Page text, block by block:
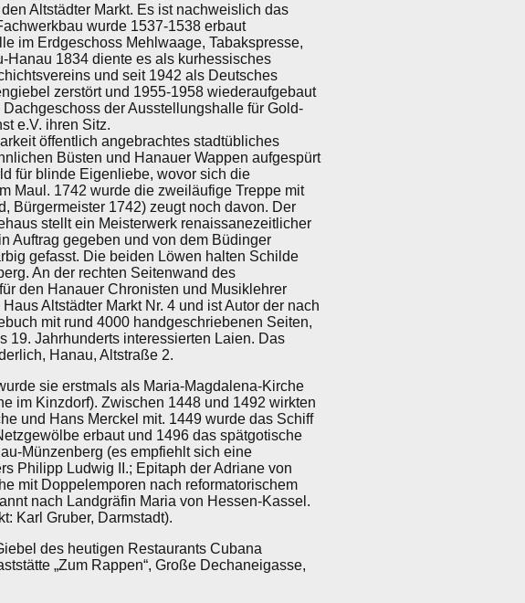
Altstädter Markt. Es ist nachweislich das
wurde 1537-1538 erbaut
im Erdgeschoss Mehlwaage, Tabakspresse,
Hanau 1834 diente es als kurhessisches
und seit 1942 als Deutsches
zerstört und 1955-1958 wiederaufgebaut
der Ausstellungshalle für Gold-
e.V. ihren Sitz.
öffentlich angebrachtes stadtübliches
Büsten und Hanauer Wappen aufgespürt
für blinde Eigenliebe, wovor sich die
Maul. 1742 wurde die zweiläufige Treppe mit
Bürgermeister 1742) zeugt noch davon. Der
stellt ein Meisterwerk renaissanezeitlicher
Auftrag gegeben und von dem Büdinger
gefasst. Die beiden Löwen halten Schilde
An der rechten Seitenwand des
den Hanauer Chronisten und Musiklehrer
Altstädter Markt Nr. 4 und ist Autor der nach
mit rund 4000 handgeschriebenen Seiten,
19. Jahrhunderts interessierten Laien. Das
Hanau, Altstraße 2.
sie erstmals als Maria-Magdalena-Kirche
im Kinzdorf). Zwischen 1448 und 1492 wirkten
und Hans Merckel mit. 1449 wurde das Schiff
erbaut und 1496 das spätgotische
Münzenberg (es empfiehlt sich eine
Philipp Ludwig II.; Epitaph der Adriane von
mit Doppelemporen nach reformatorischem
nach Landgräfin Maria von Hessen-Kassel.
Karl Gruber, Darmstadt).
des heutigen Restaurants Cubana
„Zum Rappen“, Große Dechaneigasse,